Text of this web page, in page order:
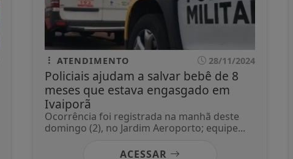
ATENDIMENTO 28/11/2024
Policiais ajudam a salvar bebê de 8
meses que estava engasgado em
Ivaiporã
Ocorrência foi registrada na manhã deste
domingo (2), no Jardim Aeroporto; equipe...
ACESSAR